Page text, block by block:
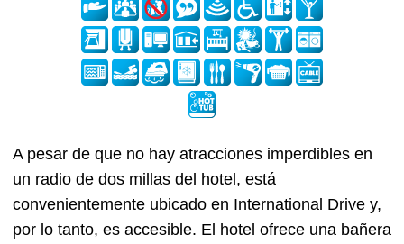
A pesar de que no hay atracciones imperdibles en
un radio de dos millas del hotel, está
convenientemente ubicado en International Drive y,
por lo tanto, es accesible. El hotel ofrece una bañera